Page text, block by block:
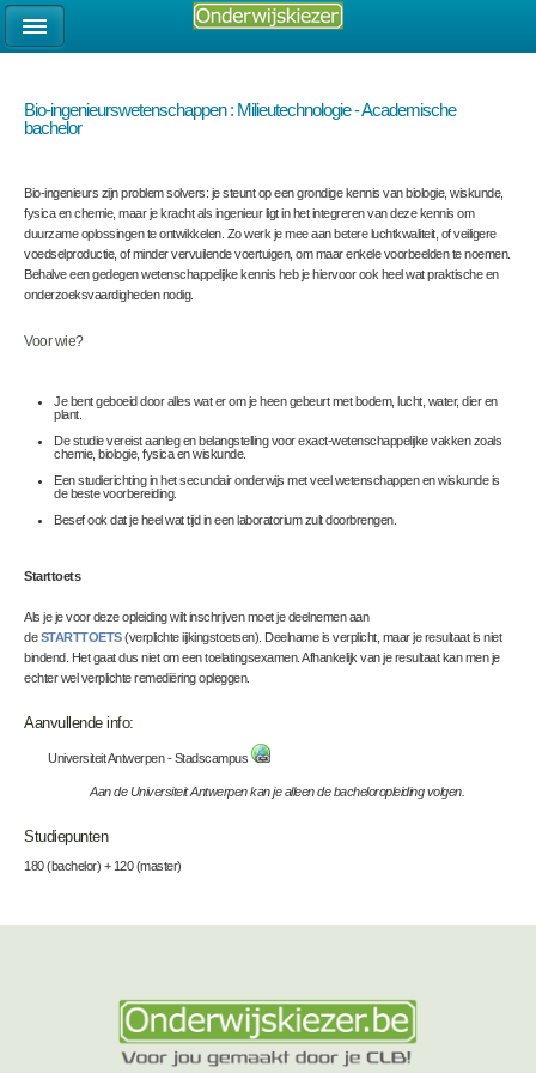
Bio-ingenieurswetenschappen : Milieutechnologie - Academische
bachelor
Bio-ingenieurs zijn problem solvers: je steunt op een grondige kennis van biologie, wiskunde,
fysica en chemie, maar je kracht als ingenieur ligt in het integreren van deze kennis om
duurzame oplossingen te ontwikkelen. Zo werk je mee aan betere luchtkwaliteit, of veiligere
voedselproductie, of minder vervuilende voertuigen, om maar enkele voorbeelden te noemen.
Behalve een gedegen wetenschappelijke kennis heb je hiervoor ook heel wat praktische en
onderzoeksvaardigheden nodig.
Voor wie?
Je bent geboeid door alles wat er om je heen gebeurt met bodem, lucht, water, dier en
plant.
De studie vereist aanleg en belangstelling voor exact-wetenschappelijke vakken zoals
chemie, biologie, fysica en wiskunde.
Een studierichting in het secundair onderwijs met veel wetenschappen en wiskunde is
de beste voorbereiding.
Besef ook dat je heel wat tijd in een laboratorium zult doorbrengen.
Starttoets
Als je je voor deze opleiding wilt inschrijven moet je deelnemen aan
deSTARTTOETS(verplichte iijkingstoetsen). Deelname is verplicht, maar je resultaat is niet
bindend. Het gaat dus niet om een toelatingsexamen. Afhankelijk van je resultaat kan men je
echter wel verplichte remediëring opleggen.
Aanvullende info:
Universiteit Antwerpen - Stadscampus
Aan de Universiteit Antwerpen kan je alleen de bacheloropleiding volgen.
Studiepunten
180 (bachelor) + 120 (master)